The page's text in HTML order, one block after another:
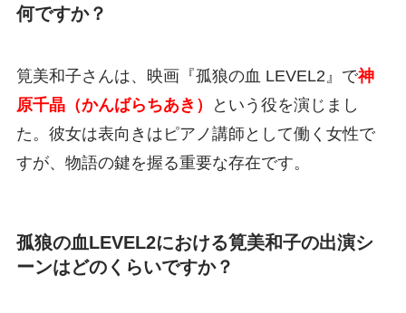
何ですか？
筧美和子さんは、映画『孤狼の血 LEVEL2』で神
原千晶（かんばらちあき）
という役を演じまし
た。彼女は表向きはピアノ講師として働く女性で
すが、物語の鍵を握る重要な存在です。
孤狼の血LEVEL2における筧美和子の出演シ
ーンはどのくらいですか？